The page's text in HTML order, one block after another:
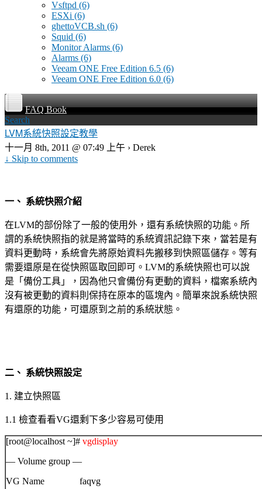
Vsftpd (6)
ESXi (6)
ghettoVCB.sh (6)
Squid (6)
Monitor Alarms (6)
Alarms (6)
Veeam ONE Free Edition 6.5 (6)
Veeam ONE Free Edition 6.0 (6)
FAQ Book
Search
LVM系統快照設定教學
十一月 8th, 2011 @ 07:49 上午 › Derek
↓ Skip to comments
一、 系統快照介紹
在LVM的部份除了一般的使用外，還有系統快照的功能。所
謂的系統快照指的就是將當時的系統資訊記錄下來， 當若是有
資料更動時，系統會先將原始資料先搬移到快照區儲存。等有
需要還原是在從快照區取回即可。 LVM的系統快照也可以說
是「備份工具」，因為他只會備份有更動的資料，檔案系統內
沒有被更動的資料則保持在原本的區塊內。簡單來說系統快照
有還原的功能，可還原到之前的系統狀態。
二、 系統快照設定
1. 建立快照區
1.1 檢查看看VG還剩下多少容易可使用
[root@localhost ~]# vgdisplay
— Volume group —
VG Name faqvg